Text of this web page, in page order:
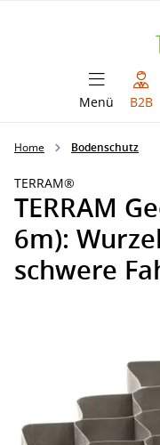
Menü B2B
Home Bodenschutz
TERRAM®
TERRAM
6m):
schwere